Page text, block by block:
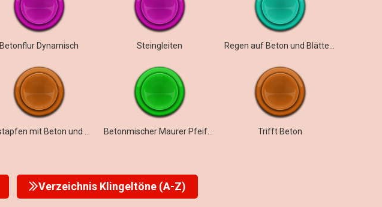
Betonflur Dynamisch Steingleiten
Trifft Beton
Verzeichnis Klingeltöne (A-Z)